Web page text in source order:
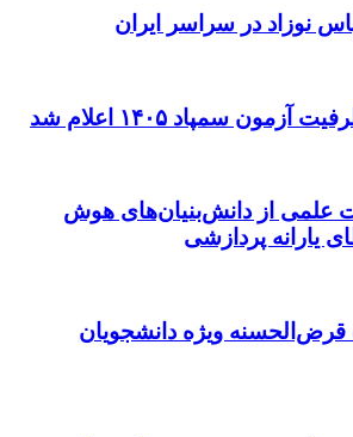
نوزاد در سراسر ایران
سمپاد ۱۴۰۵ اعلام شد
علمی از دانش‌بنیان‌های هوش
یارانه پردازشی
قرض‌الحسنه ویژه دانشجویان